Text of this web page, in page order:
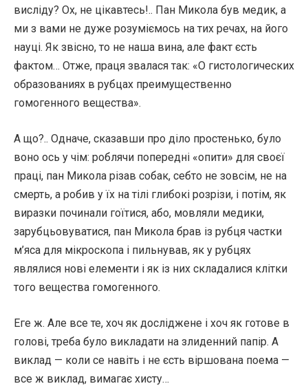
висліду? Ох, не цікавтесь!.. Пан Микола був медик, а
ми з вами не дуже розуміємось на тих речах, на його
науці. Як звісно, то не наша вина, але факт єсть
фактом… Отже, праця звалася так: «О гистологических
образованиях в рубцах преимущественно
гомогенного вещества».
А що?.. Одначе, сказавши про діло простенько, було
воно ось у чім: роблячи попередні «опити» для своєї
праці, пан Микола різав собак, себто не зовсім, не на
смерть, а робив у їх на тілі глибокі розрізи, і потім, як
виразки починали гоїтися, або, мовляли медики,
зарубцьовуватися, пан Микола брав із рубця частки
м’яса для мікроскопа і пильнував, як у рубцях
являлися нові елементи і як із них складалися клітки
того вещества гомогенного.
Еге ж. Але все те, хоч як досліджене і хоч як готове в
голові, треба було викладати на злиденний папір. А
виклад — коли се навіть і не єсть віршована поема —
все ж виклад, вимагає хисту…